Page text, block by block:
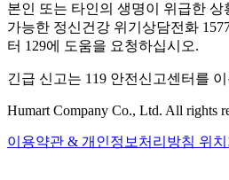
본인 또는 타인의 생명이 위급한
가능한 정신건강 위기상담전화
터 129에 도움을 요청하십시오.
긴급 신고는 119 안전신고센터를
Humart Company Co., Ltd. All rights
이용약관 & 개인정보처리방침 위